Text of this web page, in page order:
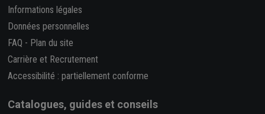
Informations légales
Données personnelles
FAQ - Plan du site
Carrière et Recrutement
Accessibilité : partiellement conforme
Catalogues, guides et conseils